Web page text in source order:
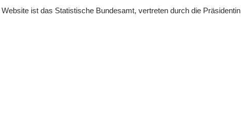
Website ist das Statistische Bundesamt, vertreten durch die Präsidentin